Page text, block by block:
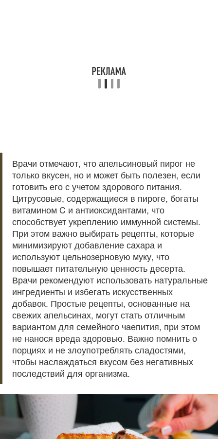
Врачи отмечают, что апельсиновый пирог не
только вкусен, но и может быть полезен, если
готовить его с учетом здорового питания.
Цитрусовые, содержащиеся в пироге, богаты
витамином C и антиоксидантами, что
способствует укреплению иммунной системы.
При этом важно выбирать рецепты, которые
минимизируют добавление сахара и
используют цельнозерновую муку, что
повышает питательную ценность десерта.
Врачи рекомендуют использовать натуральные
ингредиенты и избегать искусственных
добавок. Простые рецепты, основанные на
свежих апельсинах, могут стать отличным
вариантом для семейного чаепития, при этом
не нанося вреда здоровью. Важно помнить о
порциях и не злоупотреблять сладостями,
чтобы наслаждаться вкусом без негативных
последствий для организма.